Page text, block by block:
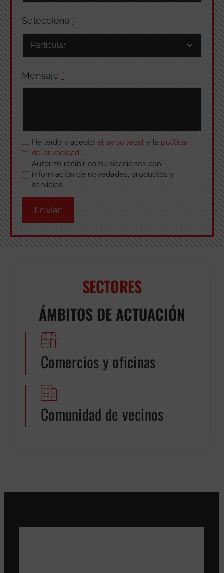
Selecciona *
Mensaje *
He leído y acepto el aviso legaly la política
de privacidad .
Autorizo recibir comunicaciones con
información de novedades, productos y
servicios.
Enviar
SECTORES
ÁMBITOS DE ACTUACIÓN
Comercios y oficinas
Comunidad de vecinos